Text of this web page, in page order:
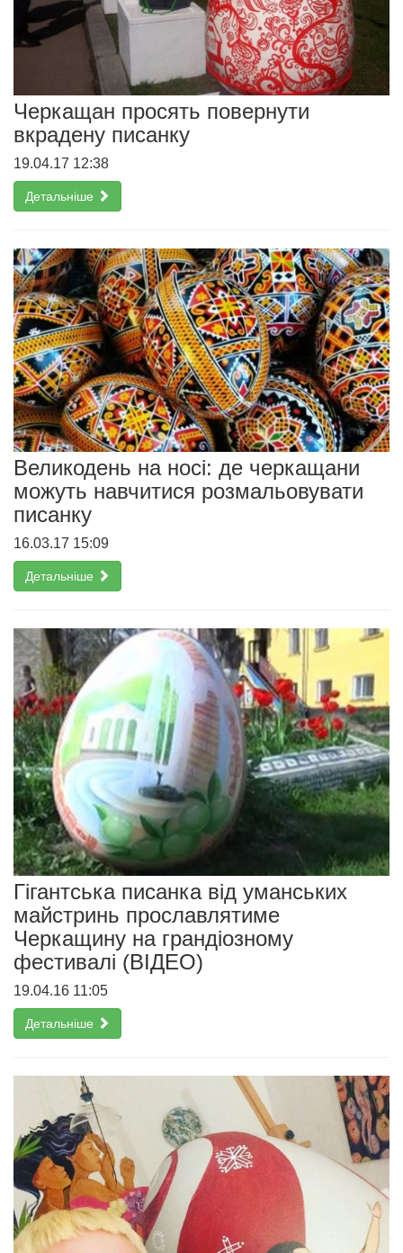
Черкащан просять повернути
вкрадену писанку
19.04.17 12:38
Детальніше
Великодень на носі: де черкащани
можуть навчитися розмальовувати
писанку
16.03.17 15:09
Детальніше
Гігантська писанка від уманських
майстринь прославлятиме
Черкащину на грандіозному
фестивалі (ВІДЕО)
19.04.16 11:05
Детальніше